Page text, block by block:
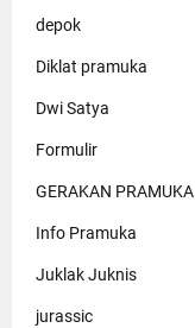
depok
Diklat pramuka
Dwi Satya
Formulir
GERAKAN PRAMUKA
Info Pramuka
Juklak Juknis
jurassic